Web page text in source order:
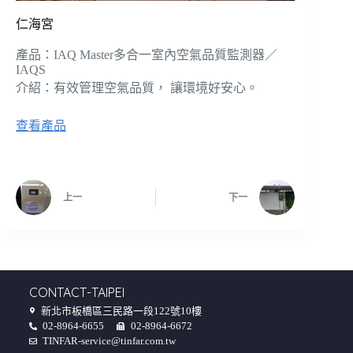
仁海宮
產品：IAQ Master多合一室內空氣品質監測器／
IAQS
介紹：有效管理空氣品質， 讓環境好安心。
查看產品
上一 下一
CONTACT-TAIPEI
新北市板橋區三民路一段122號10樓
02-8964-6655
02-8964-6672
TINFAR-service@tinfar.com.tw